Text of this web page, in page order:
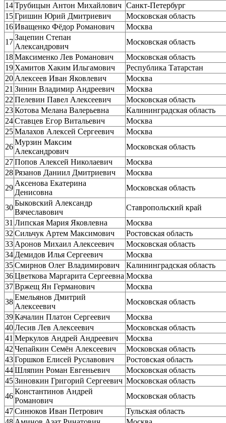
14Трубицын Антон Михайлович Санкт-Петербург
15Гришин Юрий Дмитриевич
Московская область
16Иващенко Фёдор Романович
Москва
17
Зацепин Степан
Александрович
Московская область
18Максименко Лев Романович
Московская область
19 Хамитов Хаким Ильгамович
Республика Татарстан
20 Алексеев Иван Яковлевич
Москва
21 Зинин Владимир Андреевич
Москва
22 Пелевин Павел Алексеевич
Московская область
23Котова Мелана Валерьевна
Калининградская область
24Ставцев Егор Витальевич
Москва
25Малахов Алексей Сергеевич
Москва
26
Мурзин Максим
Александрович
Московская область
27Попов Алексей Николаевич
Москва
28Рязанов Даниил Дмитриевич
Москва
29
Аксенова Екатерина
Денисовна
Московская область
30
Быковский Александр
Вячеславович
Ставропольский край
31 Липская Мария Яковлевна
Москва
32 Сильчук Артем Максимович
Ростовская область
33 Аронов Михаил Алексеевич
Московская область
34 Демидов Илья Сергеевич
Москва
35Смирнов Олег Владимирович
Калининградская область
36Цветкова Маргарита Сергеевна Москва
37Вржещ Ян Германович
Москва
38
Емельянов Дмитрий
Алексеевич
Московская область
39Качалин Платон Сергеевич
Москва
40Лесив Лев Алексеевич
Московская область
41 Меркулов Андрей Андреевич
Москва
42 Чепайкин Семён Алексеевич
Московская область
43Горшков Елисей Руславович
Ростовская область
44Шляпин Роман Евгеньевич
Московская область
45Зиновкин Григорий Сергеевич Московская область
46
Константинов Андрей
Романович
Московская область
47Синюков Иван Петрович
Тульская область